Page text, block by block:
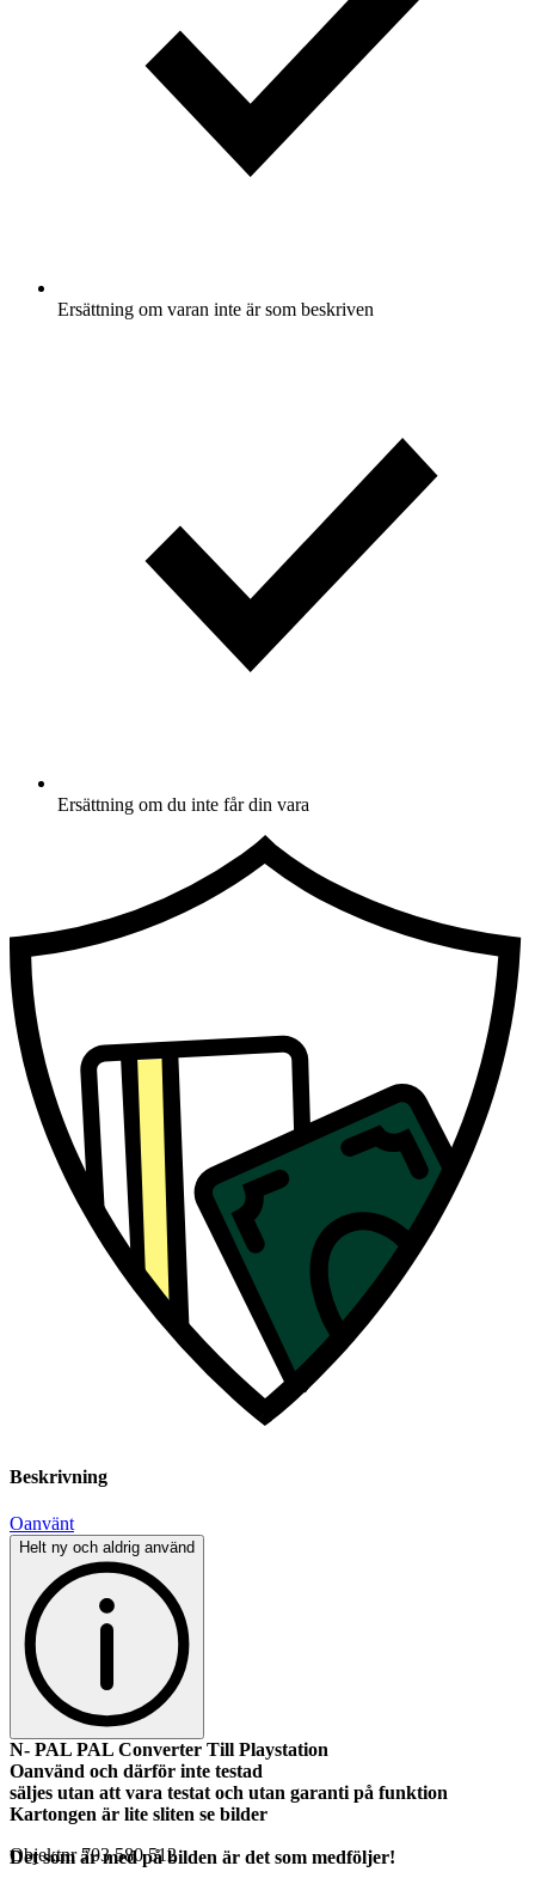
Ersättning om varan inte är som beskriven
Ersättning om du inte får din vara
Beskrivning
Oanvänt
Helt ny och aldrig använd
N- PAL PAL Converter Till Playstation
Oanvänd och därför inte testad
säljes utan att vara testat och utan garanti på funktion
Kartongen är lite sliten se bilder
Det som är med på bilden är det som medföljer!
Objektnr 703 580 512